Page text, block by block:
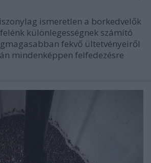
ismeretlen a borkedvelők
különlegességnek számító
fekvő ültetvényeiről
mindenképpen felfedezésre